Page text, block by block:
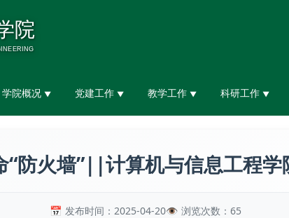
学院概况 ▼ 党建工作 ▼ 教学工作 ▼ 科研工作 ▼
“防火墙”||计算机与信息工程
发布时间：2025-04-20 浏览次数： 65